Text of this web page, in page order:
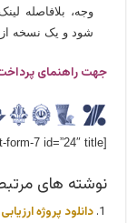
وجه، بلافاصله
شود و یک نسخه از
جهت راهنمای پرداخت
[contact-form-7 id=”24″ title=”فرم تماس 1″]
نوشته های
دانلود پروژه